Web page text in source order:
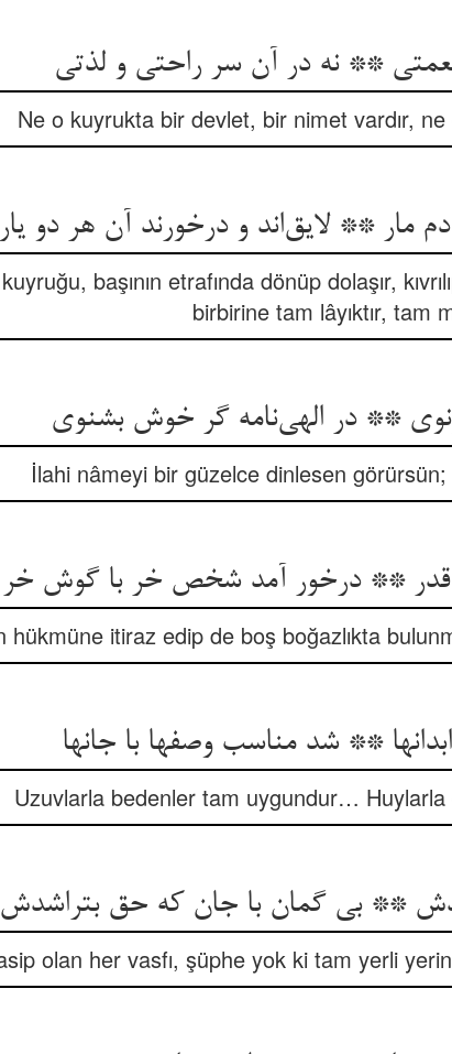
** نه در آن سر راحتی و لذتی
Ne o kuyrukta bir devlet, bir nimet vardır,
مار ** لایق‌اند و درخورند آن هر دو یار
kuyruğu, başının etrafında dönüp dolaşır,
birbirine tam lâyıktır, tam
** در الهی‌نامه گر خوش بشنوی
İlahi nâmeyi bir güzelce dinlesen
** درخور آمد شخص خر با گوش خر
hükmüne itiraz edip de boş boğazlıkta
** شد مناسب وصفها با جانها
Uzuvlarla bedenler tam uygundur…
** بی گمان با جان که حق بتراشدش
olan her vasfı, şüphe yok ki tam yerli